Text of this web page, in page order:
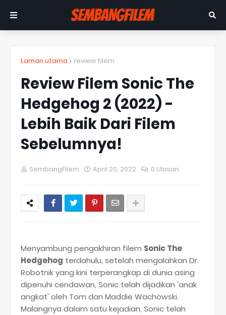
Laman utama review filem
Review Filem Sonic The
Hedgehog 2 (2022) -
Lebih Baik Dari Filem
Sebelumnya!
SembangFilem April 20, 2022 0 Ulasan
Menyambung pengakhiran filem Sonic The
Hedgehog terdahulu, setelah mengalahkan Dr.
Robotnik yang kini terperangkap di dunia asing
dipenuhi cendawan, Sonic telah dijadikan 'anak
angkat' oleh Tom dan Maddie Wachowski.
Malangnya dalam satu kejadian, Sonic telah